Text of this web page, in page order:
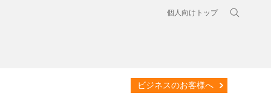
個人向けトップ
ビジネスのお客様へ